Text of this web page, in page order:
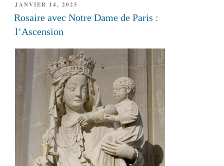
PUBLIÉ
LE
JANVIER 14, 2025
Rosaire avec Notre Dame de Paris :
l’Ascension